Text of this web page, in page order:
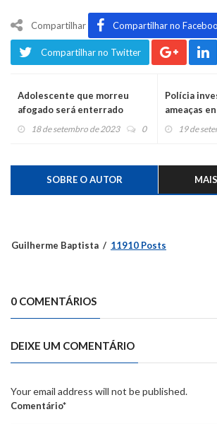
Compartilhar Compartilhar no
Compartilhar no Twitter
Adolescente que morreu
afogado será enterrado
nesta terça-feira
18 de setembro de 2023 0
Polícia
ameaças
coleta de
19 de
SOBRE O AUTOR
Guilherme Baptista 11910 Posts
0 COMENTÁRIOS
DEIXE UM COMENTÁRIO
Your email address will not be published.
Comentário*